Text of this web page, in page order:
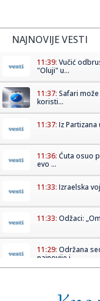
NAJNOVIJE VESTI
11:39: Vučić
"Oluji" u...
11:37: Safari
koristi...
11:37: Iz
11:36: Ćuta osuo
evo ...
11:33: Izraelska
11:33: Odžaci:
11:29: Održana
najnovije i...